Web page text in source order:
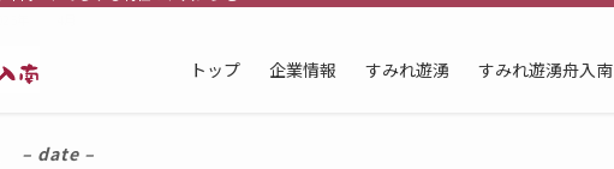
トップ 企業情報 すみれ遊湧 すみれ遊湧舟入南
– date –